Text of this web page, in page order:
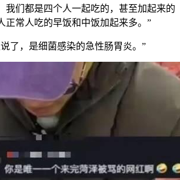
我们都是四个人一起吃的，甚至加起来的
正常人吃的早饭和中饭加起来多。”
了，是细菌感染的急性肠胃炎。”